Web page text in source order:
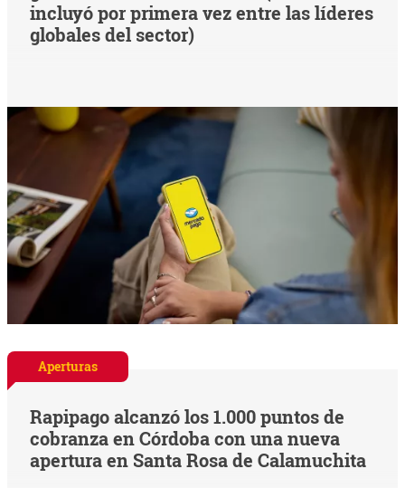
incluyó por primera vez entre las líderes
globales del sector)
Aperturas
Rapipago alcanzó los 1.000 puntos de
cobranza en Córdoba con una nueva
apertura en Santa Rosa de Calamuchita